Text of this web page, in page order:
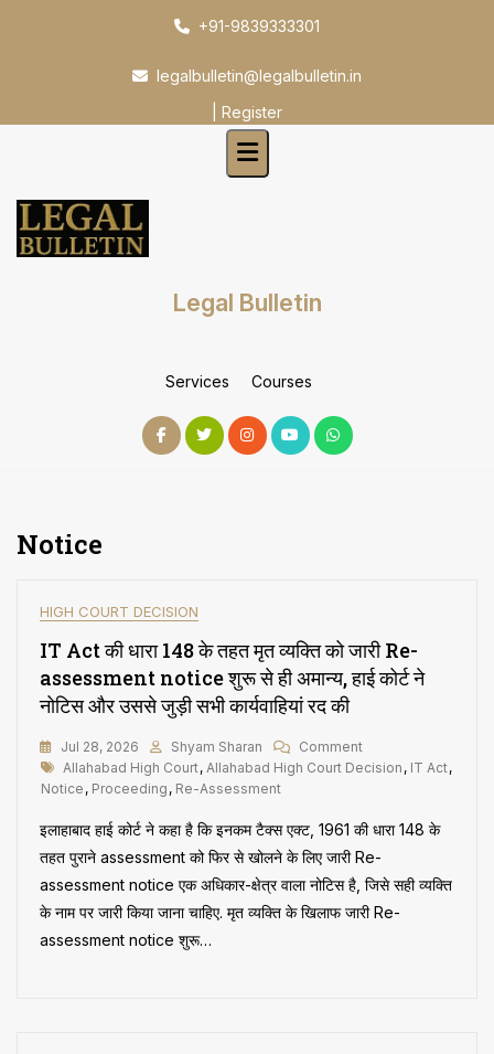
+91-9839333301
legalbulletin@legalbulletin.in
Register
Legal Bulletin
Services Courses
Notice
HIGH COURT DECISION
IT Act की धारा 148 के तहत मृत व्यक्ति को जारी Re-
assessment notice शुरू से ही अमान्य, हाई कोर्ट ने
नोटिस और उससे जुड़ी सभी कार्यवाहियां रद की
Jul 28, 2026 Shyam Sharan CommentOn
IT
धारा
148
तहत
मृत
Tags
Allahabad High Court, Allahabad High Court Decision , IT Act,
Notice , Proceeding , Re-Assessment
इलाहाबाद हाई कोर्ट ने कहा है कि इनकम टैक्स एक्ट, 1961 की धारा 148 के
तहत पुराने assessment को फिर से खोलने के लिए जारी Re-
assessment notice एक अधिकार-क्षेत्र वाला नोटिस है, जिसे सही व्यक्ति
के नाम पर जारी किया जाना चाहिए. मृत व्यक्ति के खिलाफ जारी Re-
assessment notice शुरू…